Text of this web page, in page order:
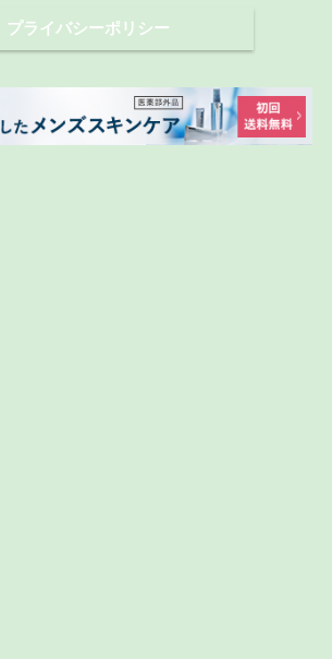
プライバシーポリシー